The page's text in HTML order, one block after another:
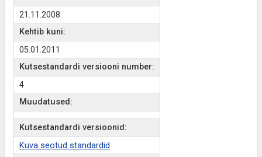
21.11.2008
Kehtib kuni:
05.01.2011
Kutsestandardi versiooni number:
4
Muudatused:
Kutsestandardi versioonid:
Kuva seotud standardid